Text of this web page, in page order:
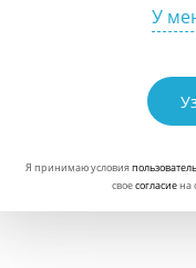
У
Я принимаю условия
своесогласиена